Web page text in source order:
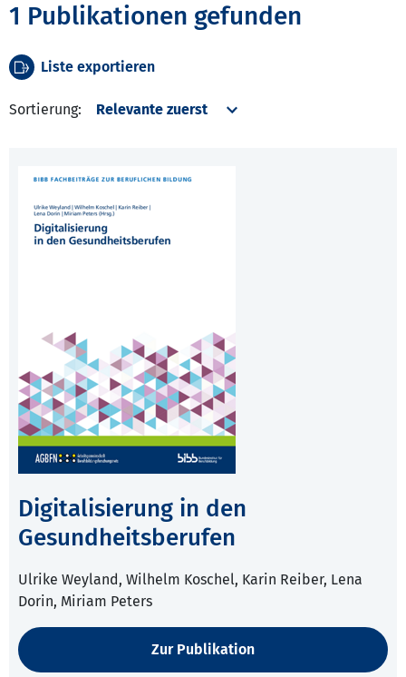
1 Publikationen gefunden
Liste exportieren
Sortierung:
Digitalisierung in den
Gesundheitsberufen
Ulrike Weyland, Wilhelm Koschel, Karin Reiber, Lena
Dorin, Miriam Peters
Zur Publikation